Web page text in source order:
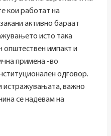
кои работат на
активно бараат
исто така
општествен импакт и
примена -во
одговор.
истражувањата, важно
се надевам на